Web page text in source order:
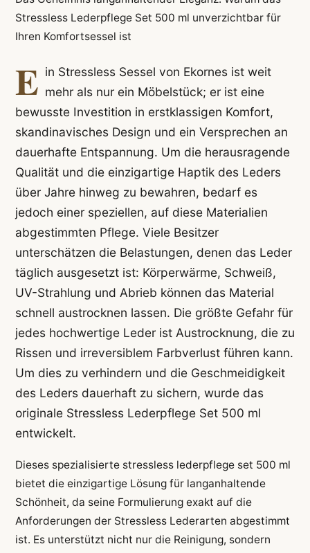
Stressless Lederpflege Set 500 ml unverzichtbar für
Ihren Komfortsessel ist
E in Stressless Sessel von Ekornes ist weit
mehr als nur ein Möbelstück; er ist eine
bewusste Investition in erstklassigen Komfort,
skandinavisches Design und ein Versprechen an
dauerhafte Entspannung. Um die herausragende
Qualität und die einzigartige Haptik des Leders
über Jahre hinweg zu bewahren, bedarf es
jedoch einer speziellen, auf diese Materialien
abgestimmten Pflege. Viele Besitzer
unterschätzen die Belastungen, denen das Leder
täglich ausgesetzt ist: Körperwärme, Schweiß,
UV-Strahlung und Abrieb können das Material
schnell austrocknen lassen. Die größte Gefahr für
jedes hochwertige Leder ist Austrocknung, die zu
Rissen und irreversiblem Farbverlust führen kann.
Um dies zu verhindern und die Geschmeidigkeit
des Leders dauerhaft zu sichern, wurde das
originale Stressless Lederpflege Set 500 ml
entwickelt.
Dieses spezialisierte stressless lederpflege set 500 ml
bietet die einzigartige Lösung für langanhaltende
Schönheit, da seine Formulierung exakt auf die
Anforderungen der Stressless Lederarten abgestimmt
ist. Es unterstützt nicht nur die Reinigung, sondern